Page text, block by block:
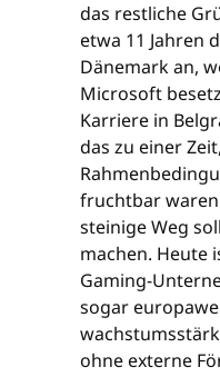
das restliche
etwa 11 Jahren
Dänemark an,
Microsoft
Karriere in
das zu einer
fruchtbar
steinige Weg
machen. Heute
Gaming-
sogar
ohne externe